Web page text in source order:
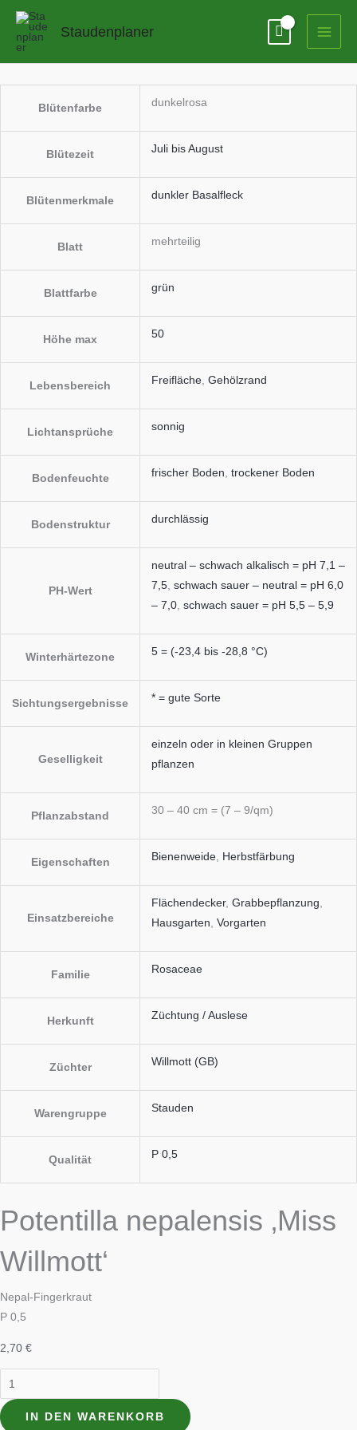
Zum
springen
Staudenplaner
Blütenfarbe dunkelrosa
Blütezeit Juli bis August
Blütenmerkmale dunkler Basalfleck
Blatt mehrteilig
Blattfarbe grün
Höhe max 50
Lebensbereich Freifläche, Gehölzrand
Lichtansprüche sonnig
Bodenfeuchte frischer Boden, trockener Boden
Bodenstruktur durchlässig
PH-Wert
neutral – schwach alkalisch = pH 7,1 –
7,5, schwach sauer – neutral = pH 6,0
– 7,0, schwach sauer = pH 5,5 – 5,9
Winterhärtezone 5 = (-23,4 bis -28,8 °C)
Sichtungsergebnisse * = gute Sorte
Geselligkeit
einzeln oder in kleinen Gruppen
pflanzen
Pflanzabstand 30 – 40 cm = (7 – 9/qm)
Eigenschaften Bienenweide, Herbstfärbung
Einsatzbereiche
Flächendecker, Grabbepflanzung,
Hausgarten, Vorgarten
Familie Rosaceae
Herkunft Züchtung / Auslese
Züchter Willmott (GB)
Warengruppe Stauden
Qualität P 0,5
Potentilla nepalensis ‚Miss
Willmott‘
Nepal-Fingerkraut
P 0,5
2,70 €
Potentilla
nepalensis
'Miss
Menge
IN DEN WARENKORB